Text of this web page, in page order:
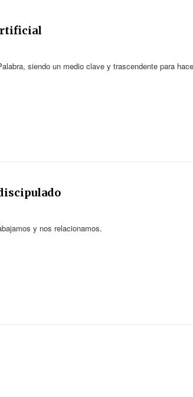
siendo un medio clave y trascendente para
y nos relacionamos.